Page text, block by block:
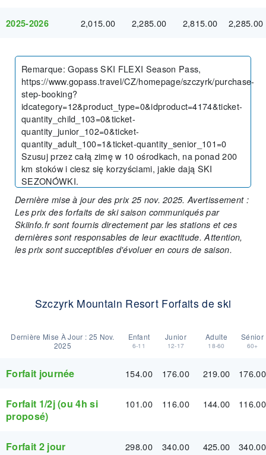
2025-2026 2,015.00 2,285.00 2,815.00 2,285.00
Remarque:Gopass SKI FLEXI Season Pass,
https://www.gopass.travel/CZ/homepage/szczyrk/purchase-
step-booking?
idcategory=12&product_type=0&idproduct=4174&ticket-
quantity_child_103=0&ticket-
quantity_junior_102=0&ticket-
quantity_adult_100=1&ticket-quantity_senior_101=0
Szusuj przez całą zimę w 10 ośrodkach, na ponad 200
km stoków i ciesz się korzyściami, jakie dają SKI
SEZONÓWKI.
Dernière mise à jour des prix 25 nov. 2025. Avertissement :
Les prix des forfaits de ski saison communiqués par
Skiinfo.fr sont fournis directement par les stations et ces
dernières sont responsables de leur exactitude. Attention,
les prix sont succeptibles d'évoluer en cours de saison.
Szczyrk Mountain Resort Forfaits de ski
Dernière Mise À Jour : 25 Nov.
2025
Enfant
6-11
Junior
12-17
Adulte
18-60
Sénior
60+
Forfait journée 154.00 176.00 219.00 176.00
Forfait 1/2j (ou 4h si
proposé)
101.00 116.00 144.00 116.00
Forfait 2 jour 298.00 340.00 425.00 340.00